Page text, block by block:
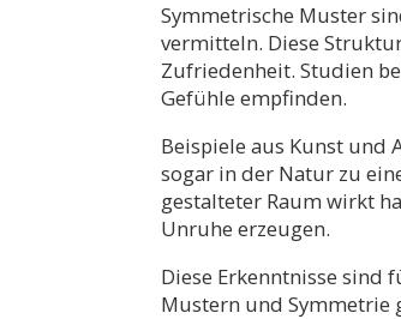
Symmetrische Muster
vermitteln. Diese
Zufriedenheit. Studien
Gefühle empfinden.
Beispiele aus Kunst und
sogar in der Natur zu
gestalteter Raum wirkt
Unruhe erzeugen.
Diese Erkenntnisse sind
Mustern und Symmetrie